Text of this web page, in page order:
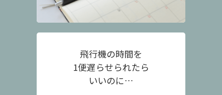
飛行機の時間を
1便遅らせられたら
いいのに…